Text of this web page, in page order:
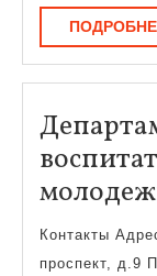
Контакты
проспект, д.9